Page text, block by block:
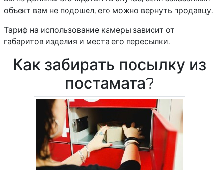
объект вам не подошел, его можно вернуть продавцу.
Тариф на использование камеры зависит от
габаритов изделия и места его пересылки.
Как забирать посылку из
постамата?